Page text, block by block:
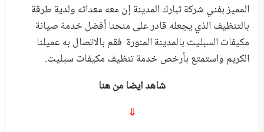
المميز بفني شركة تبارك المدينة إن معه معداته ولدية طرقة
بالتنظيف الذي يجعله قادر على منحنا أفضل خدمة صيانة
مكيفات السبليت بالمدينة المنورة فقم بالاتصال به عميلنا
الكريم واستمتع بأرخص خدمة تنظيف مكيفات سبليت.
شاهد ايضا من هنا
⇓